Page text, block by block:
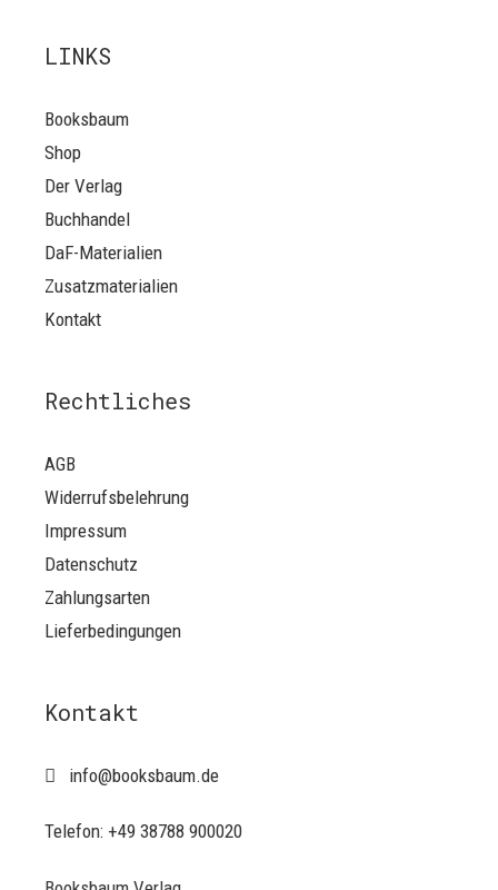
LINKS
Booksbaum
Shop
Der Verlag
Buchhandel
DaF-Materialien
Zusatzmaterialien
Kontakt
Rechtliches
AGB
Widerrufsbelehrung
Impressum
Datenschutz
Zahlungsarten
Lieferbedingungen
Kontakt
info@booksbaum.de
Telefon: +49 38788 900020